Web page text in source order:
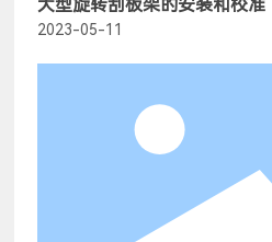
大型旋转刮板架的安装和校准
2023-05-11